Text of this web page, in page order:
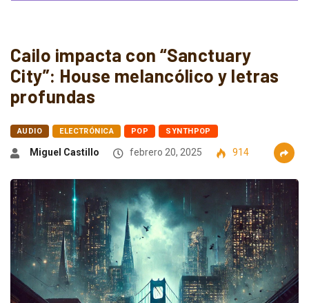
Cailo impacta con “Sanctuary
City”: House melancólico y letras
profundas
AUDIO ELECTRÓNICA POP SYNTHPOP
Miguel Castillo febrero 20, 2025 914